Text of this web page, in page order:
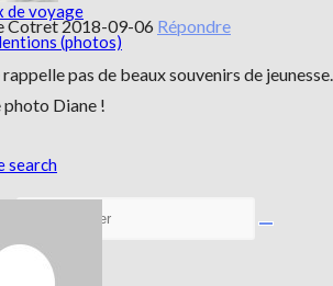
de voyage
(photos)
search
Cotret2018-09-06 Répondre
rappelle pas de beaux souvenirs de
Diane !